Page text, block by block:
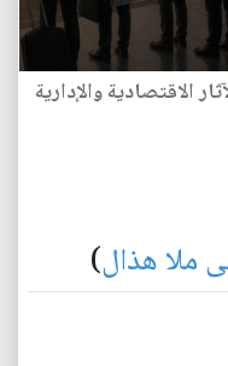
الاقتصادية والإدارية
ملا هذال)